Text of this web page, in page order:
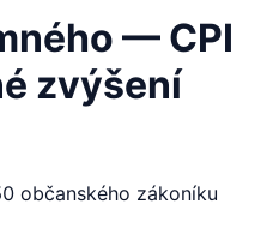
— CPI
zvýšení
občanského zákoníku